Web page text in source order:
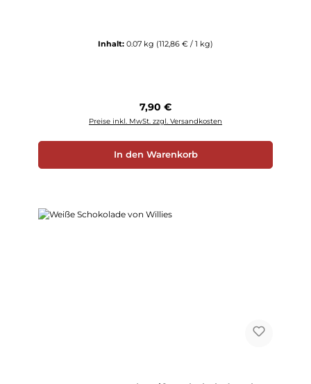
Inhalt: 0.07 kg (112,86 € / 1 kg)
Regulärer Preis:
7,90 €
Preise inkl. MwSt. zzgl. Versandkosten
In den Warenkorb